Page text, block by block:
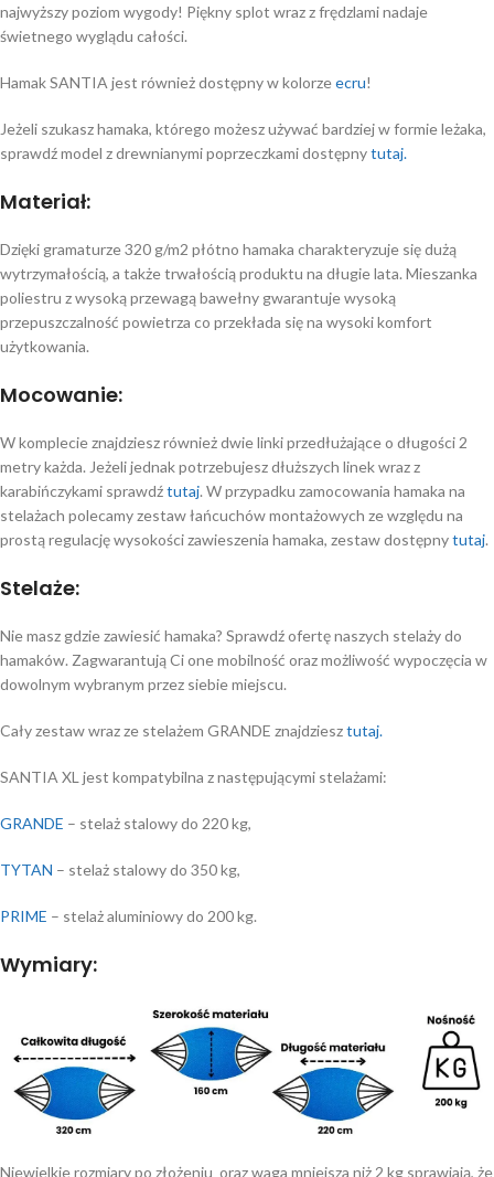
najwyższy poziom wygody! Piękny splot wraz z frędzlami nadaje
świetnego wyglądu całości.
Hamak SANTIA jest również dostępny w kolorzeecru!
Jeżeli szukasz hamaka, którego możesz używać bardziej w formie leżaka,
sprawdź model z drewnianymi poprzeczkami dostępnytutaj.
Materiał:
Dzięki gramaturze 320 g/m2 płótno hamaka charakteryzuje się dużą
wytrzymałością, a także trwałością produktu na długie lata. Mieszanka
poliestru z wysoką przewagą bawełny gwarantuje wysoką
przepuszczalność powietrza co przekłada się na wysoki komfort
użytkowania.
Mocowanie:
W komplecie znajdziesz również dwie linki przedłużające o długości 2
metry każda. Jeżeli jednak potrzebujesz dłuższych linek wraz z
karabińczykami sprawdźtutaj. W przypadku zamocowania hamaka na
stelażach polecamy zestaw łańcuchów montażowych ze względu na
prostą regulację wysokości zawieszenia hamaka, zestaw dostępnytutaj.
Stelaże:
Nie masz gdzie zawiesić hamaka? Sprawdź ofertę naszych stelaży do
hamaków. Zagwarantują Ci one mobilność oraz możliwość wypoczęcia w
dowolnym wybranym przez siebie miejscu.
Cały zestaw wraz ze stelażem GRANDE znajdziesztutaj.
SANTIA XL jest kompatybilna z następującymi stelażami:
GRANDE – stelaż stalowy do 220 kg,
TYTAN – stelaż stalowy do 350 kg,
PRIME – stelaż aluminiowy do 200 kg.
Wymiary:
Niewielkie rozmiary po złożeniu oraz waga mniejsza niż 2 kg sprawiają, że